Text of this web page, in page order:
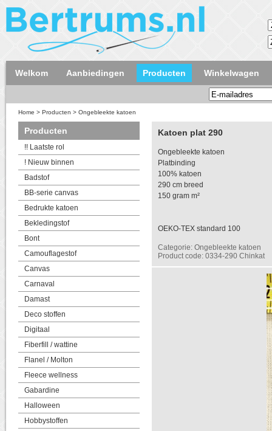
Welkom Aanbiedingen Producten Winkelwagen
Home > Producten > Ongebleekte katoen
Producten
!! Laatste rol
! Nieuw binnen
Badstof
BB-serie canvas
Bedrukte katoen
Bekledingstof
Bont
Camouflagestof
Canvas
Carnaval
Damast
Deco stoffen
Digitaal
Fiberfill / wattine
Flanel / Molton
Fleece wellness
Gabardine
Halloween
Hobbystoffen
Katoen plat 290
Ongebleekte katoen
Platbinding
100% katoen
290 cm breed
150 gram m²
OEKO-TEX standard 100
Categorie: Ongebleekte katoen
Product code: 0334-290 Chinkat